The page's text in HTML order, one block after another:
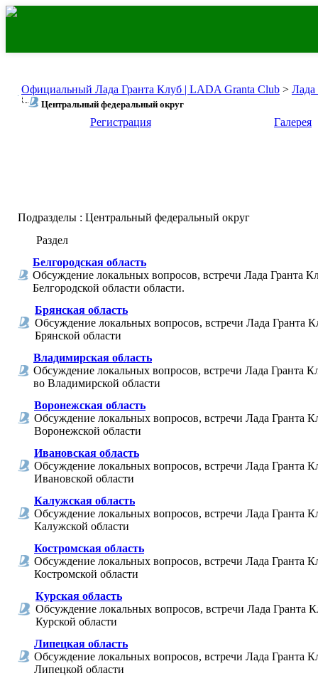
Официальный Лада Гранта Клуб | LADA Granta Club > Лада
Центральный федеральный округ
Регистрация Галерея
Подразделы : Центральный федеральный округ
Раздел
Белгородская область
Обсуждение локальных вопросов, встречи Лада Гранта
Белгородской области области.
Брянская область
Обсуждение локальных вопросов, встречи Лада Гранта
Брянской области
Владимирская область
Обсуждение локальных вопросов, встречи Лада Гранта
во Владимирской области
Воронежская область
Обсуждение локальных вопросов, встречи Лада Гранта
Воронежской области
Ивановская область
Обсуждение локальных вопросов, встречи Лада Гранта
Ивановской области
Калужская область
Обсуждение локальных вопросов, встречи Лада Гранта
Калужской области
Костромская область
Обсуждение локальных вопросов, встречи Лада Гранта
Костромской области
Курская область
Обсуждение локальных вопросов, встречи Лада Гранта
Курской области
Липецкая область
Обсуждение локальных вопросов, встречи Лада Гранта
Липецкой области